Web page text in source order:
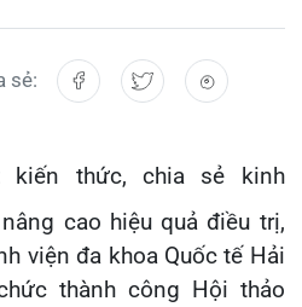
Hồi sức tích cực
888
nghiệm
thức, chia sẻ kinh
cao hiệu quả điều trị,
công Hội thảo
phương pháp chẩn
ThS.BSNT.Nguyễn
môn, Bệnh viện đa
Lê Minh Kỳ –